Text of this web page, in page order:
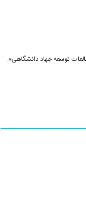
توسعه جهاد دانشگاهی».